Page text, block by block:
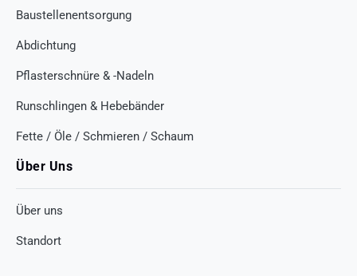
Baustellenentsorgung
Abdichtung
Pflasterschnüre & -Nadeln
Runschlingen & Hebebänder
Fette / Öle / Schmieren / Schaum
Über Uns
Über uns
Standort